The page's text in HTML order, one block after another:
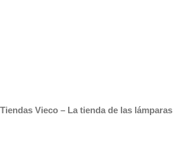
Tiendas Vieco – La tienda de las lámparas